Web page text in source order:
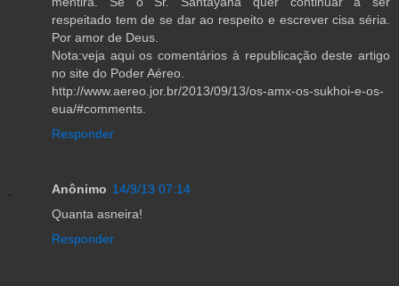
respeitado tem de se dar ao respeito e escrever cisa séria.
Por amor de Deus.
Nota:veja aqui os comentários à republicação deste artigo
no site do Poder Aéreo.
http://www.aereo.jor.br/2013/09/13/os-amx-os-sukhoi-e-os-
eua/#comments.
Responder
Anônimo 14/9/13 07:14
Quanta asneira!
Responder